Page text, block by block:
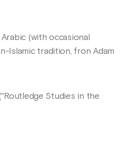
(with occasional
Islamic tradition, fron Adam
Studies in the